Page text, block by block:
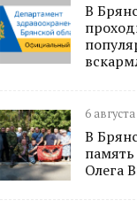
В
6
В
Олега